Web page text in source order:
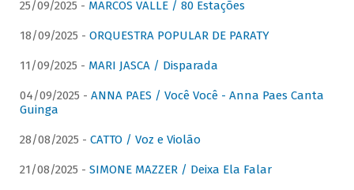
25/09/2025 - MARCOS VALLE / 80 Estações
18/09/2025 - ORQUESTRA POPULAR DE PARATY
11/09/2025 - MARI JASCA / Disparada
04/09/2025 - ANNA PAES / Você Você - Anna Paes Canta
Guinga
28/08/2025 - CATTO / Voz e Violão
21/08/2025 - SIMONE MAZZER / Deixa Ela Falar